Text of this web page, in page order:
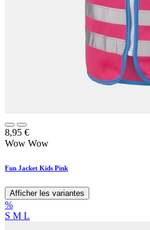
8,95 €
Wow Wow
Fun Jacket Kids Pink
Afficher les variantes
%
S M L